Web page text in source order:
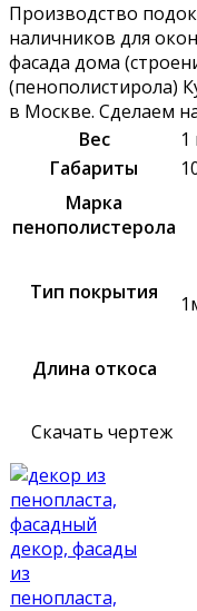
Производство
наличников для
фасада дома
(пенополистирола)
в Москве. Сделаем
Вес
1
Габариты
Марка
пенополистерола
Тип покрытия
Длина откоса
Скачать чертеж